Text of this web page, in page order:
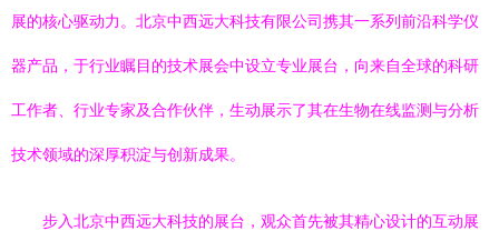
展的核心驱动力。北京中西远大科技有限公司携其一系列前沿科学仪
器产品，于行业瞩目的技术展会中设立专业展台，向来自全球的科研
工作者、行业专家及合作伙伴，生动展示了其在生物在线监测与分析
技术领域的深厚积淀与创新成果。
步入北京中西远大科技的展台，观众首先被其精心设计的互动展